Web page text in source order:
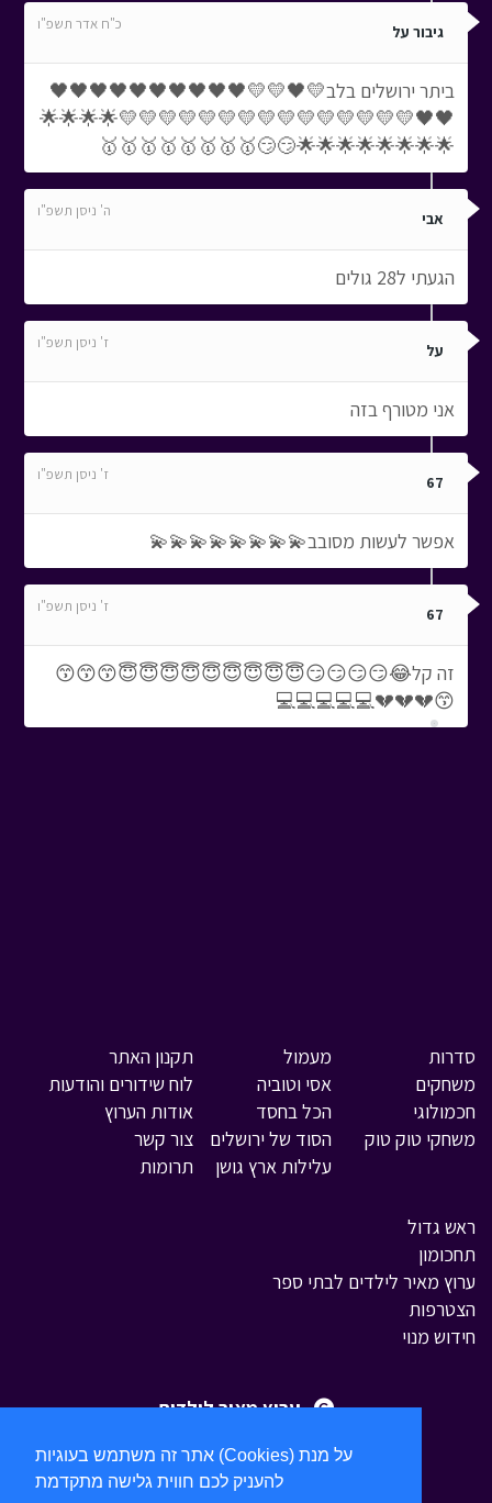
אתר זה משתמש בעוגיות (Cookies) על מנת
גיבור על כ"ח אדר תשפ"ו
ביתר ירושלים בלב💛🖤💛💛🖤🖤🖤🖤🖤🖤🖤🖤🖤🖤
🖤🖤💛💛💛💛💛💛💛💛💛💛💛💛💛💛💛🌟🌟🌟🌟
🌟🌟🌟🌟🌟🌟🌟🌟😏😏🥇🥇🥇🥇🥇🥇🥇🥇
אבי ה' ניסן תשפ"ו
הגעתי ל28 גולים
על ז' ניסן תשפ"ו
אני מטורף בזה
67 ז' ניסן תשפ"ו
אפשר לעשות מסובב💫💫💫💫💫💫💫💫
67 ז' ניסן תשפ"ו
זה קל😂😏😏😏😏😇😇😇😇😇😇😇😇😇😙😙😙
😙💔💔💔💻💻💻💻💻
סדרות
משחקים
חכמולוגי
משחקי טוק טוק
מעמול
אסי וטוביה
הכל בחסד
הסוד של ירושלים
עלילות ארץ גושן
ראש גדול
תחכומון
ערוץ מאיר לילדים לבתי ספר
הצטרפות
חידוש מנוי
תקנון האתר
לוח שידורים והודעות
אודות הערוץ
צור קשר
תרומות
ערוץ מאיר לילדים